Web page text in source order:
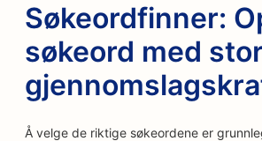
Søkeordfinner:
søkeord med stor
Å velge de riktige søkeordene er